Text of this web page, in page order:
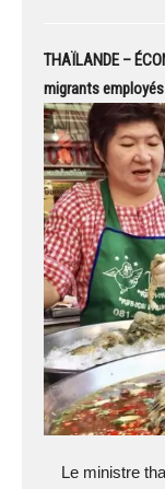
THAÏLANDE –
migrants
Le ministre